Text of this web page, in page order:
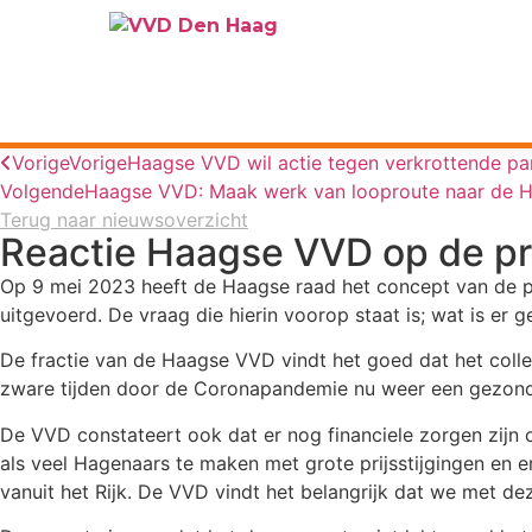
VorigeVorigeHaagse VVD wil actie tegen verkrottende
VolgendeHaagse VVD: Maak werk van looproute naar de
Terug naar nieuwsoverzicht
Reactie Haagse VVD op de
Op 9 mei 2023 heeft de Haagse raad het concept van
uitgevoerd. De vraag die hierin voorop staat is; wat is er
De fractie van de Haagse VVD vindt het goed dat het
zware tijden door de Coronapandemie nu weer een
De VVD constateert ook dat er nog financiele zorgen zijn
als veel Hagenaars te maken met grote prijsstijgingen en
vanuit het Rijk. De VVD vindt het belangrijk dat we met